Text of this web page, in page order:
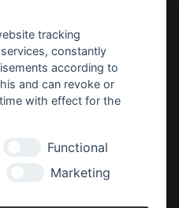
land.de
BÖRSE
tracking
constantly
according to
and can revoke or
with effect for the
Functional
Marketing